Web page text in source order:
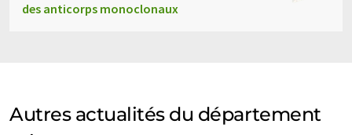
des anticorps monoclonaux
Autres actualités du département